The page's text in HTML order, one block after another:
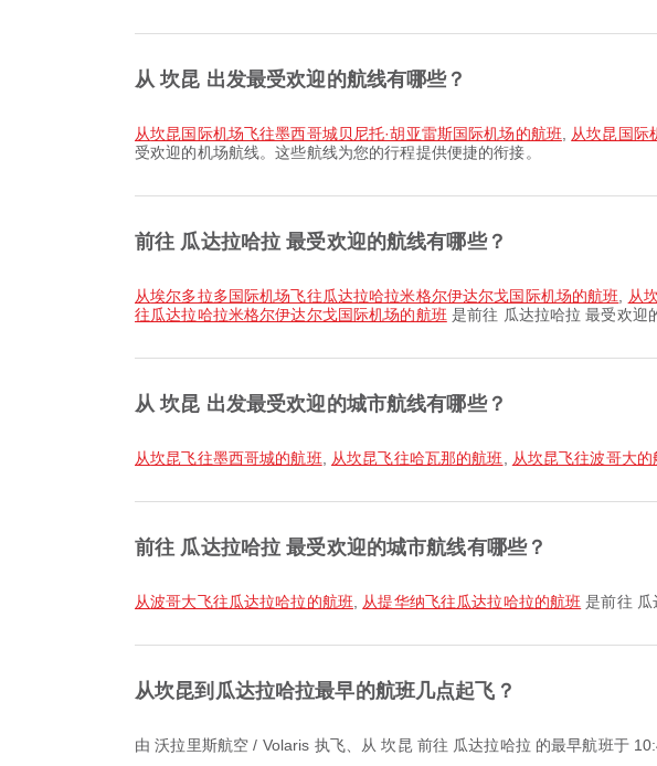
从 坎昆 出发最受欢迎的航线有哪些？
从坎昆国际机场飞往墨西哥城贝尼托·胡亚雷斯国际机场的航班 从坎昆国际
受欢迎的机场航线。这些航线为您的行程提供便捷的衔接。
前往 瓜达拉哈拉 最受欢迎的航线有哪些？
从埃尔多拉多国际机场飞往瓜达拉哈拉米格尔伊达尔戈国际机场的航班 从
往瓜达拉哈拉米格尔伊达尔戈国际机场的航班 是前往 瓜达拉哈拉 最受欢迎
从 坎昆 出发最受欢迎的城市航线有哪些？
从坎昆飞往墨西哥城的航班 从坎昆飞往哈瓦那的航班 从坎昆飞往波哥大的
前往 瓜达拉哈拉 最受欢迎的城市航线有哪些？
从波哥大飞往瓜达拉哈拉的航班 从提华纳飞往瓜达拉哈拉的航班 是前往 瓜
从坎昆到瓜达拉哈拉最早的航班几点起飞？
由 沃拉里斯航空 / Volaris 执飞、从 坎昆 前往 瓜达拉哈拉 的最早航班于